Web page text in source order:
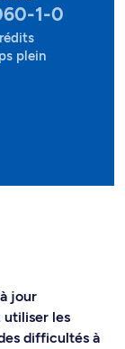
1-0
plein
jour
utiliser les
difficultés à